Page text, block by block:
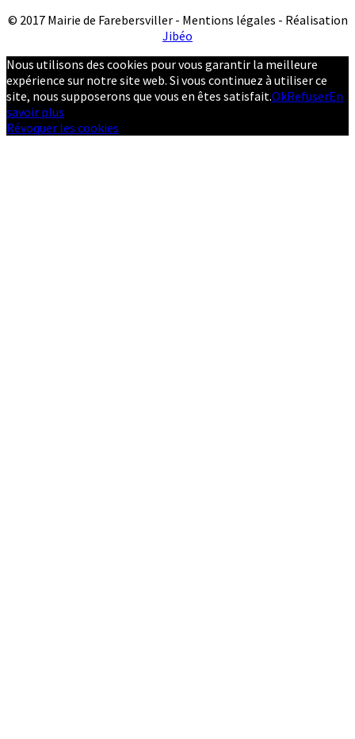
© 2017 Mairie de Farebersviller - Mentions légales - Réalisation
Jibéo
Nous utilisons des cookies pour vous garantir la meilleure
expérience sur notre site web. Si vous continuez à utiliser ce
site, nous supposerons que vous en êtes satisfait.OkRefuserEn
savoir plus
Révoquer les cookies